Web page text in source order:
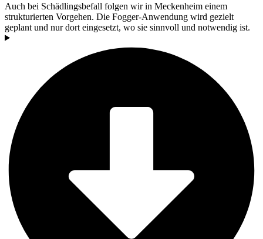
Auch bei Schädlingsbefall folgen wir in Meckenheim einem
strukturierten Vorgehen. Die Fogger-Anwendung wird gezielt
geplant und nur dort eingesetzt, wo sie sinnvoll und notwendig ist.